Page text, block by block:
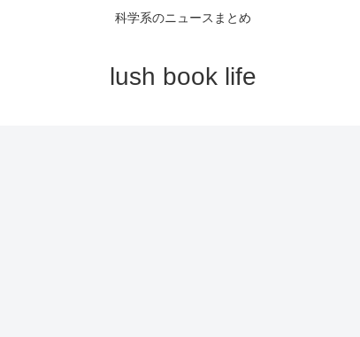
科学系のニュースまとめ
lush book life